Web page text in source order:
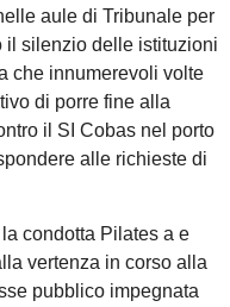
aule di Tribunale per
il silenzio delle istituzioni
che innumerevoli volte
di porre fine alla
il SI Cobas nel porto
alle richieste di
condotta Pilates a e
vertenza in corso alla
pubblico impegnata